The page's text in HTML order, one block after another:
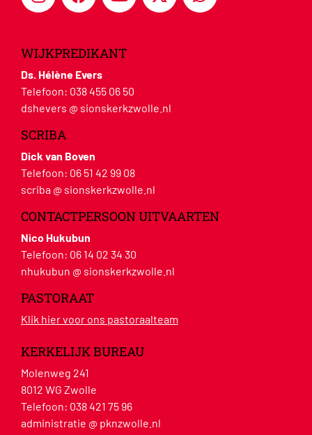
WIJKPREDIKANT
Ds. Hélène Evers
Telefoon: 038 455 06 50
dshevers @ sionskerkzwolle.nl
SCRIBA
Dick van Boven
Telefoon: 06 51 42 99 08
scriba @ sionskerkzwolle.nl
CONTACTPERSOON UITVAARTEN
Nico Hukubun
Telefoon: 06 14 02 34 30
nhukubun @ sionskerkzwolle.nl
PASTORAAT
Klik hier voor ons pastoraalteam
KERKELIJK BUREAU
Molenweg 241
8012 WG Zwolle
Telefoon: 038 421 75 96
administratie @ pknzwolle.nl